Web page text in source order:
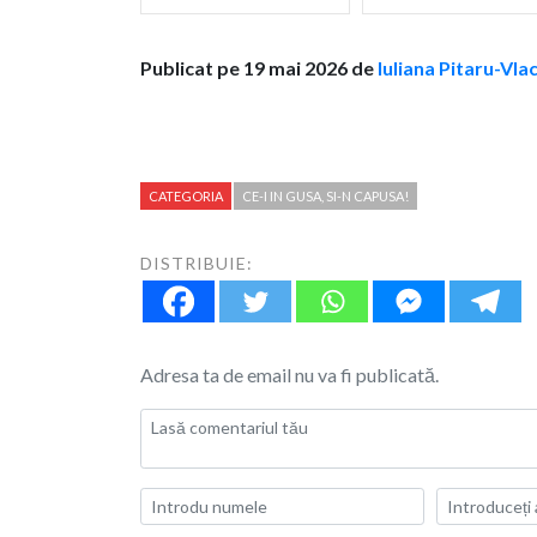
Publicat pe 19 mai 2026 de Iuliana Pitaru-
CATEGORIA CE-I IN GUSA, SI-N CAPUSA!
DISTRIBUIE:
Adresa ta de email nu va fi publicată.